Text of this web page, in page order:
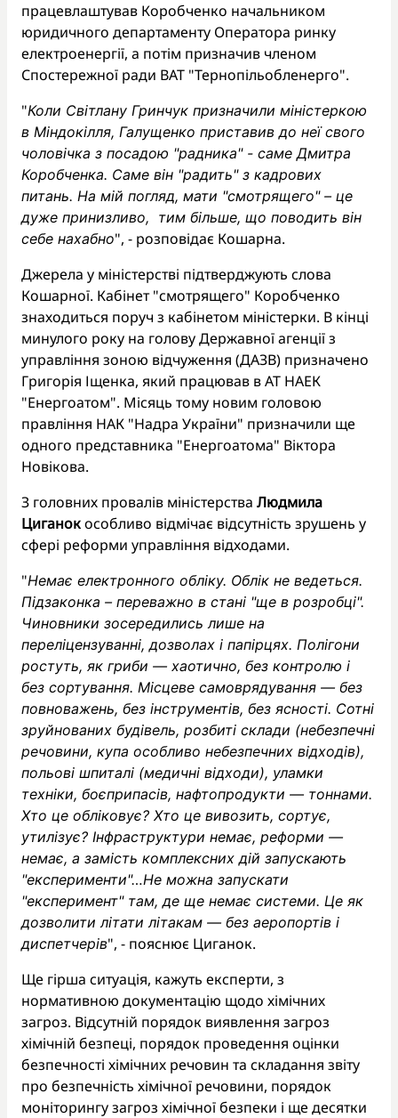
працевлаштував Коробченко начальником
юридичного департаменту Оператора ринку
електроенергії, а потім призначив членом
Спостережної ради ВАТ "Тернопільобленерго".
"Коли Світлану Гринчук призначили міністеркою
в Міндокілля, Галущенко приставив до неї свого
чоловічка з посадою "радника" - саме Дмитра
Коробченка. Саме він "радить" з кадрових
питань. На мій погляд, мати "смотрящего" – це
дуже принизливо, тим більше, що поводить він
себе нахабно", - розповідає Кошарна.
Джерела у міністерстві підтверджують слова
Кошарної. Кабінет "смотрящего" Коробченко
знаходиться поруч з кабінетом міністерки. В кінці
минулого року на голову Державної агенції з
управління зоною відчуження (ДАЗВ) призначено
Григорія Іщенка, який працював в АТ НАЕК
"Енергоатом". Місяць тому новим головою
правління НАК "Надра України" призначили ще
одного представника "Енергоатома" Віктора
Новікова.
З головних провалів міністерства Людмила
Циганокособливо відмічає відсутність зрушень у
сфері реформи управління відходами.
"Немає електронного обліку. Облік не ведеться.
Підзаконка – переважно в стані "ще в розробці".
Чиновники зосередились лише на
переліцензуванні, дозволах і папірцях. Полігони
ростуть, як гриби — хаотично, без контролю і
без сортування. Місцеве самоврядування — без
повноважень, без інструментів, без ясності. Сотні
зруйнованих будівель, розбиті склади (небезпечні
речовини, купа особливо небезпечних відходів),
польові шпиталі (медичні відходи), уламки
техніки, боєприпасів, нафтопродукти — тоннами.
Хто це обліковує? Хто це вивозить, сортує,
утилізує? Інфраструктури немає, реформи —
немає, а замість комплексних дій запускають
"експерименти"…Не можна запускати
"експеримент" там, де ще немає системи. Це як
дозволити літати літакам — без аеропортів і
диспетчерів", - пояснює Циганок.
Ще гірша ситуація, кажуть експерти, з
нормативною документацію щодо хімічних
загроз. Відсутній порядок виявлення загроз
хімічній безпеці, порядок проведення оцінки
безпечності хімічних речовин та складання звіту
про безпечність хімічної речовини, порядок
моніторингу загроз хімічної безпеки і ще десятки